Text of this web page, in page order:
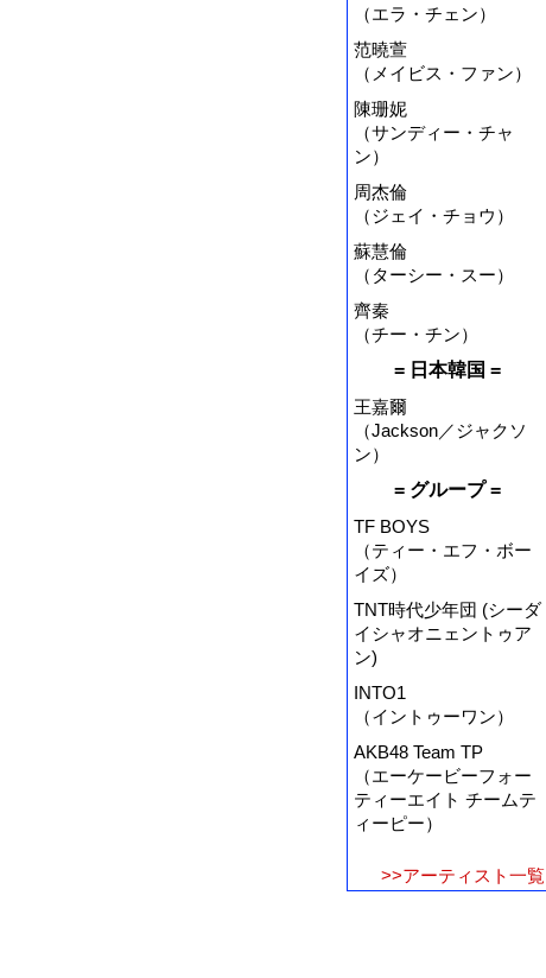
（エラ・チェン）
范曉萱
（メイビス・ファン）
陳珊妮
（サンディー・チャ
ン）
周杰倫
（ジェイ・チョウ）
蘇慧倫
（ターシー・スー）
齊秦
（チー・チン）
= 日本韓国 =
王嘉爾
（Jackson／ジャクソ
ン）
= グループ =
TF BOYS
（ティー・エフ・ボー
イズ）
TNT時代少年団 (シーダ
イシャオニェントゥア
ン)
INTO1
（イントゥーワン）
AKB48 Team TP
（エーケービーフォー
ティーエイト チームテ
ィーピー）
>>アーティスト一覧